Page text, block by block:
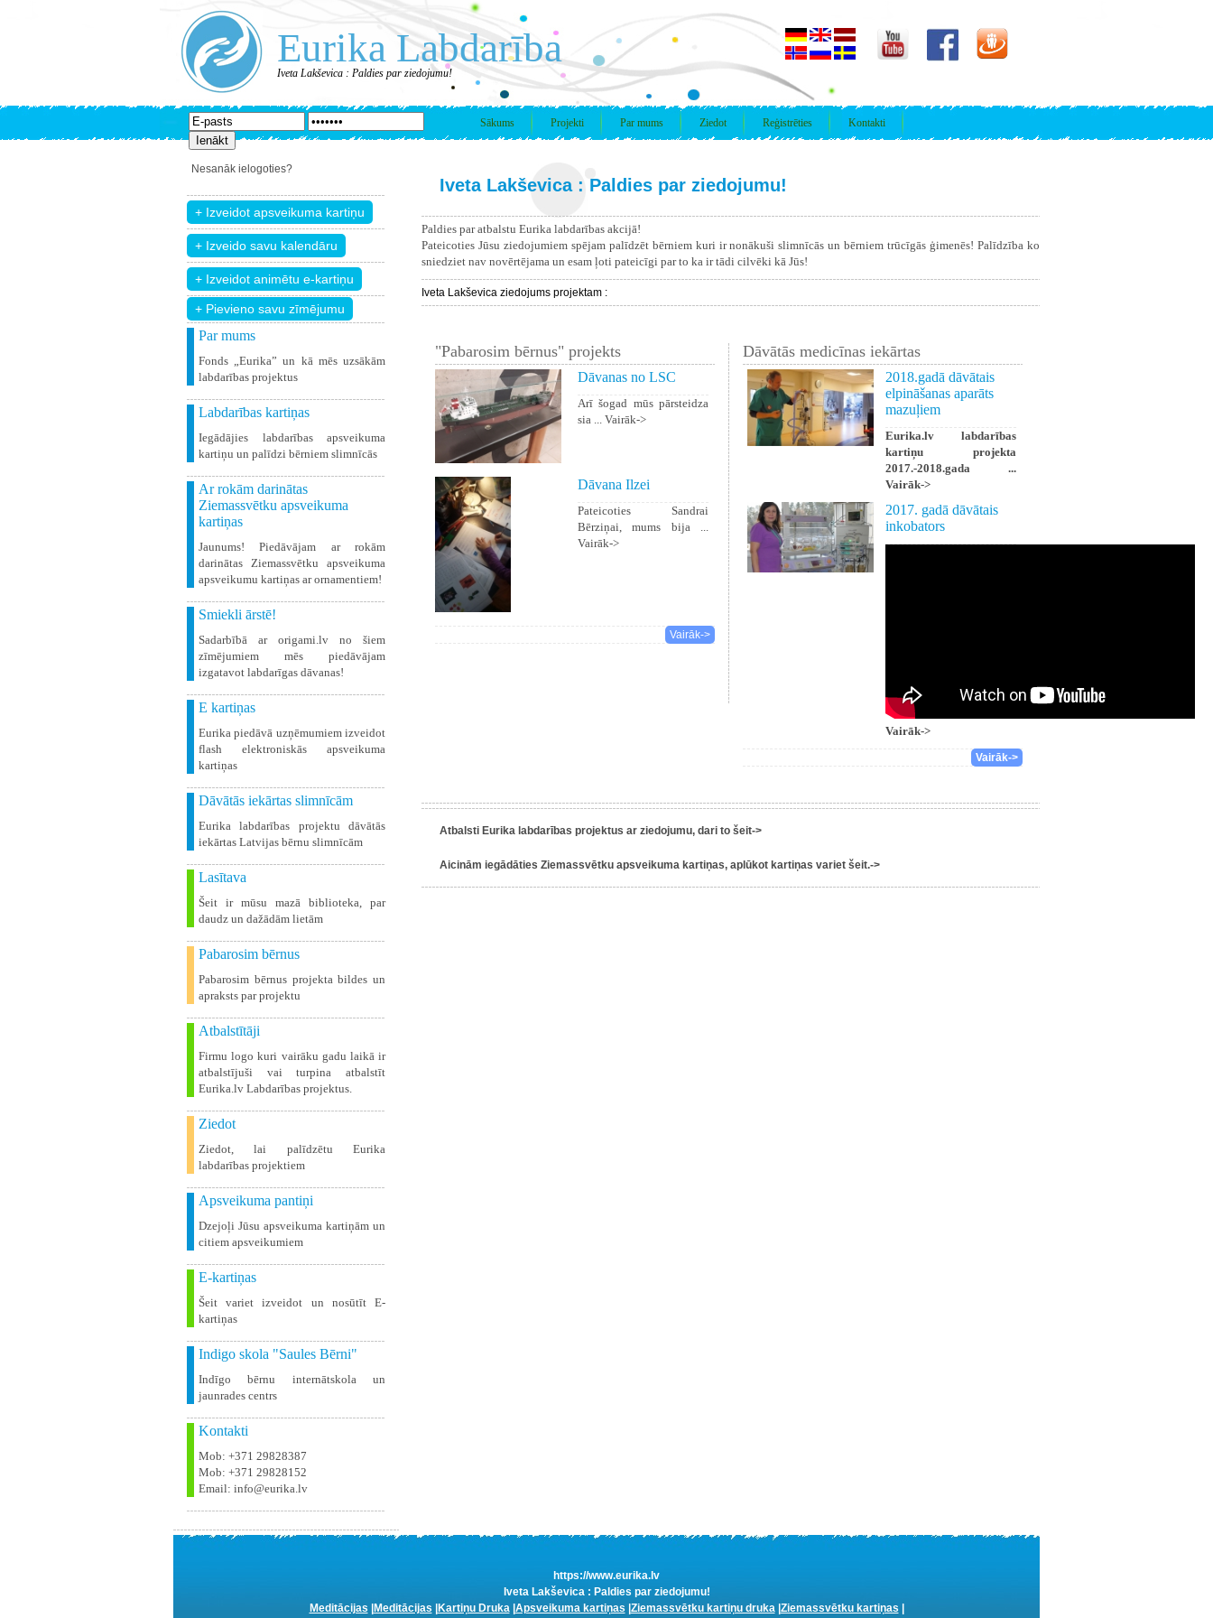
Eurika Labdarība
Iveta Lakševica : Paldies par ziedojumu!
Sākums Projekti Par mums Ziedot Reģistrēties Kontakti
Nesanāk ielogoties?
+ Pievieno savu zīmējumu
Par mums
Fonds „Eurika” un kā mēs uzsākām
labdarības projektus
Labdarības kartiņas
Iegādājies labdarības apsveikuma
kartiņu un palīdzi bērniem slimnīcās
Ar rokām darinātas
Ziemassvētku apsveikuma
kartiņas
Jaunums! Piedāvājam ar rokām
darinātas Ziemassvētku apsveikuma
apsveikumu kartiņas ar ornamentiem!
Smiekli ārstē!
Sadarbībā ar origami.lv no šiem
zīmējumiem mēs piedāvājam
izgatavot labdarīgas dāvanas!
E kartiņas
Eurika piedāvā uzņēmumiem izveidot
flash elektroniskās apsveikuma
kartiņas
Dāvātās iekārtas slimnīcām
Eurika labdarības projektu dāvātās
iekārtas Latvijas bērnu slimnīcām
Lasītava
Šeit ir mūsu mazā biblioteka, par
daudz un dažādām lietām
Pabarosim bērnus
Pabarosim bērnus projekta bildes un
apraksts par projektu
Atbalstītāji
Firmu logo kuri vairāku gadu laikā ir
atbalstījuši vai turpina atbalstīt
Eurika.lv Labdarības projektus.
Ziedot
Ziedot, lai palīdzētu Eurika
labdarības projektiem
Apsveikuma pantiņi
Dzejoļi Jūsu apsveikuma kartiņām un
citiem apsveikumiem
E-kartiņas
Šeit variet izveidot un nosūtīt E-
kartiņas
Indigo skola "Saules Bērni"
Indīgo bērnu internātskola un
jaunrades centrs
Kontakti
Mob: +371 29828387
Mob: +371 29828152
Email: info@eurika.lv
Iveta Lakševica : Paldies par ziedojumu!
Paldies par atbalstu Eurika labdarības akcijā!
Pateicoties Jūsu ziedojumiem spējam palīdzēt bērniem kuri ir nonākuši slimnīcās un bērniem trūcīgās ģimenēs! Palīdzība ko
sniedziet nav novērtējama un esam ļoti pateicīgi par to ka ir tādi cilvēki kā Jūs!
Iveta Lakševica ziedojums projektam :
"Pabarosim bērnus" projekts
Dāvanas no LSC
Arī šogad mūs pārsteidza
sia ... Vairāk->
Dāvana Ilzei
Pateicoties Sandrai
Bērziņai, mums bija ...
Vairāk->
Vairāk->
Dāvātās medicīnas iekārtas
2018.gadā dāvātais
elpināšanas aparāts
mazuļiem
Eurika.lv labdarības
kartiņu projekta
2017.-2018.gada ...
Vairāk->
2017. gadā dāvātais
inkobators
Vairāk->
Vairāk->
Atbalsti Eurika labdarības projektus ar ziedojumu, dari to šeit->
Aicinām iegādāties Ziemassvētku apsveikuma kartiņas, aplūkot kartiņas variet šeit.->
https://www.eurika.lv
Iveta Lakševica : Paldies par ziedojumu!
Meditācijas
Meditācijas Kartiņu Druka| Apsveikuma kartiņas Ziemassvētku kartiņu druka| Ziemassvētku kartiņas